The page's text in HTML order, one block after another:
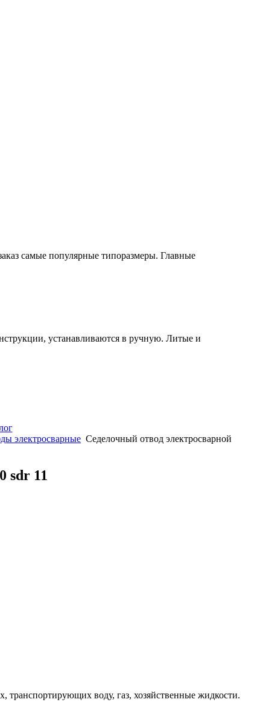
самые популярные типоразмеры. Главные
устанавливаются в ручную. Литые и
электросварные Седелочный отвод электросварной
sdr 11
транспортирующих воду, газ, хозяйственные жидкости.